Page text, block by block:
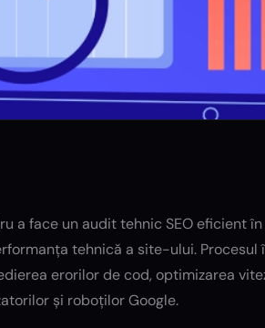
a face un audit tehnic SEO eficient
tehnică a site-ului.
erorilor de cod, optimizarea
și roboților Google.